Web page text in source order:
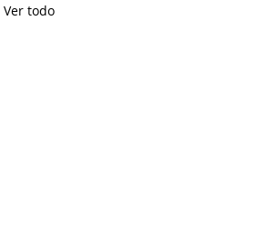
Ver todo